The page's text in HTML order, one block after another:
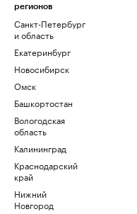
регионов
Санкт-Петербург
и область
Екатеринбург
Новосибирск
Омск
Башкортостан
Вологодская
область
Калининград
Краснодарский
край
Нижний
Новгород